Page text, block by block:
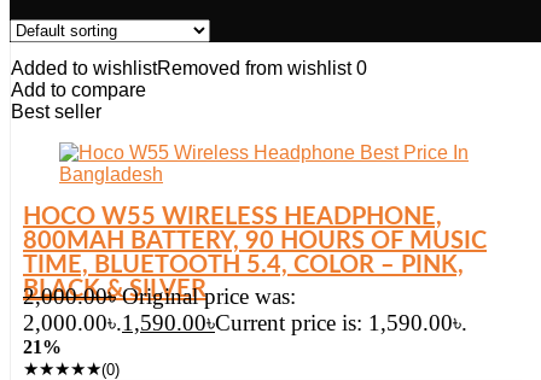
Added to wishlistRemoved from wishlist 0
Add to compare
Best seller
HOCO W55 WIRELESS HEADPHONE,
800MAH BATTERY, 90 HOURS OF MUSIC
TIME, BLUETOOTH 5.4, COLOR – PINK,
BLACK & SILVER
2,000.00৳ Original price was:
2,000.00৳.1,590.00৳Current price is: 1,590.00৳.
21%
★★★★★(0)